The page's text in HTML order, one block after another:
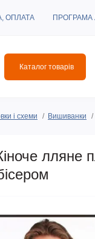
ОПЛАТА ПРОГРАМА
Каталог товарів
і схеми Вишиванки
лляне